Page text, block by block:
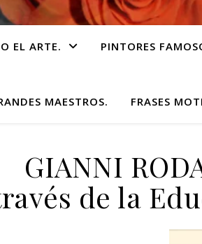
EL ARTE. PINTORES
MAESTROS. FRASES
GIANNI
de la